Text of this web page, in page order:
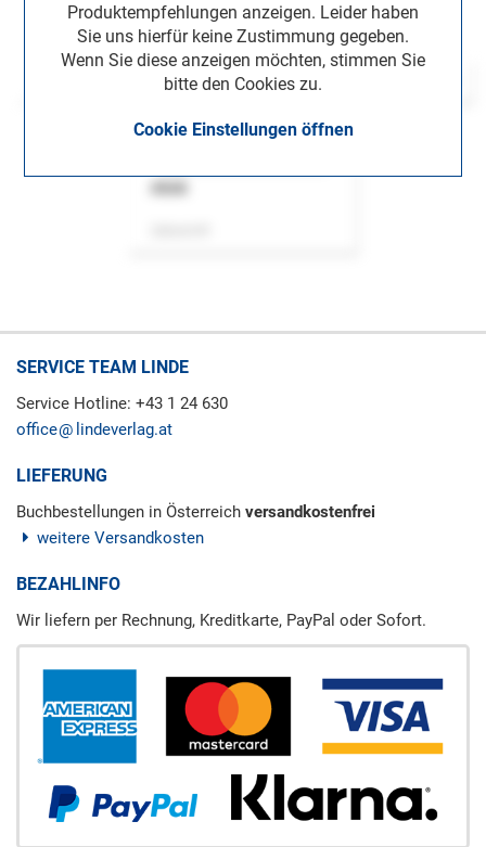
Produktempfehlungen anzeigen. Leider haben
Sie uns hierfür keine Zustimmung gegeben.
Wenn Sie diese anzeigen möchten, stimmen Sie
bitte den Cookies zu.
Cookie Einstellungen öffnen
SERVICE TEAM LINDE
Service Hotline: +43 1 24 630
office
lindeverlag.at
LIEFERUNG
Buchbestellungen in Österreich versandkostenfrei
weitere Versandkosten
BEZAHLINFO
Wir liefern per Rechnung, Kreditkarte, PayPal oder Sofort.